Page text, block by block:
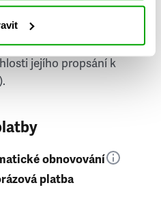
v tištěné verzi, na
se můžete těšit
týden (v závislosti na
jejího propsání k
obnovování
platba